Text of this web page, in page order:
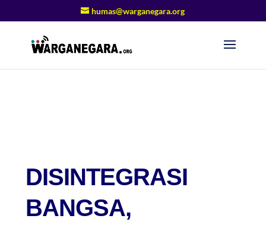
humas@warganegara.org
DISINTEGRASI
BANGSA,